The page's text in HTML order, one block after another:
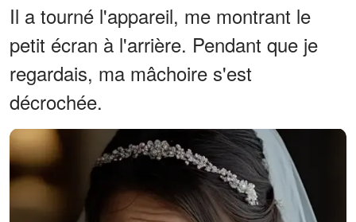
Il a tourné l'appareil, me montrant le
petit écran à l'arrière. Pendant que je
regardais, ma mâchoire s'est
décrochée.